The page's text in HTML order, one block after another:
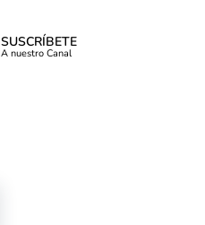
SUSCRÍBETE
A nuestro Canal